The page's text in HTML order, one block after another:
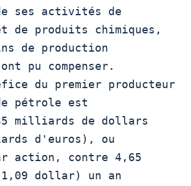
ses activités de
de produits chimiques,
de production
pu compenser.
pétrole est
milliards de dollars
d'euros), ou
action, contre 4,65
dollar) un an